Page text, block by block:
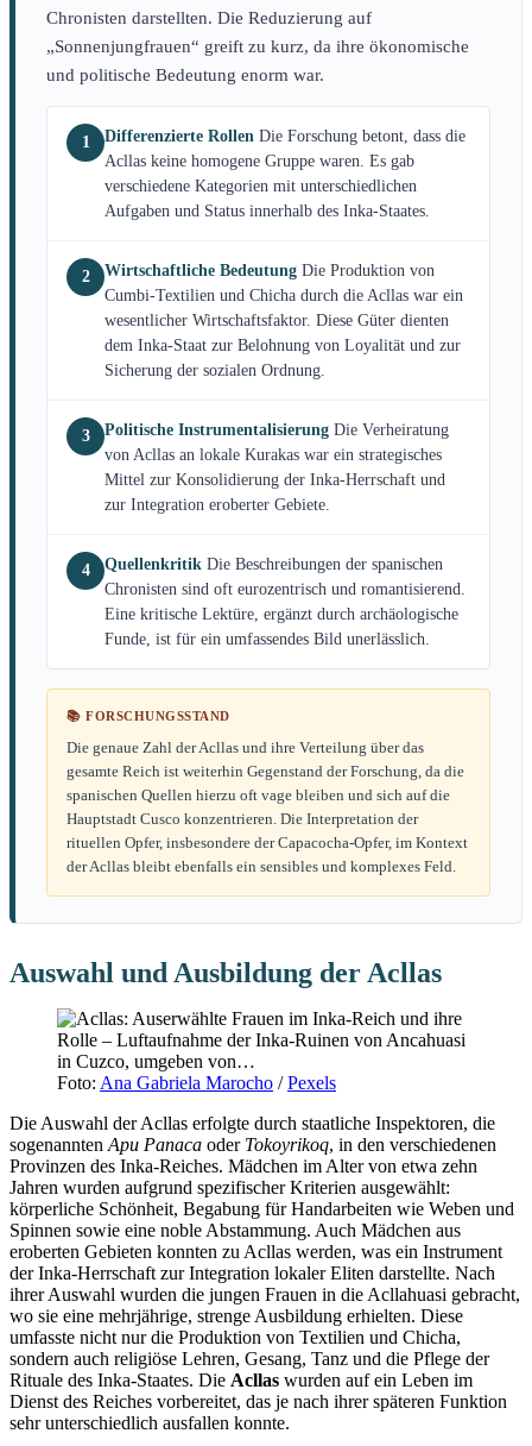
Chronisten darstellten. Die Reduzierung auf
„Sonnenjungfrauen“ greift zu kurz, da ihre ökonomische
und politische Bedeutung enorm war.
1 Differenzierte Rollen Die Forschung betont, dass die
Acllas keine homogene Gruppe waren. Es gab
verschiedene Kategorien mit unterschiedlichen
Aufgaben und Status innerhalb des Inka-Staates.
2 Wirtschaftliche Bedeutung Die Produktion von
Cumbi-Textilien und Chicha durch die Acllas war ein
wesentlicher Wirtschaftsfaktor. Diese Güter dienten
dem Inka-Staat zur Belohnung von Loyalität und zur
Sicherung der sozialen Ordnung.
3 Politische Instrumentalisierung Die Verheiratung
von Acllas an lokale Kurakas war ein strategisches
Mittel zur Konsolidierung der Inka-Herrschaft und
zur Integration eroberter Gebiete.
4 Quellenkritik Die Beschreibungen der spanischen
Chronisten sind oft eurozentrisch und romantisierend.
Eine kritische Lektüre, ergänzt durch archäologische
Funde, ist für ein umfassendes Bild unerlässlich.
📚 FORSCHUNGSSTAND
Die genaue Zahl der Acllas und ihre Verteilung über das
gesamte Reich ist weiterhin Gegenstand der Forschung, da die
spanischen Quellen hierzu oft vage bleiben und sich auf die
Hauptstadt Cusco konzentrieren. Die Interpretation der
rituellen Opfer, insbesondere der Capacocha-Opfer, im Kontext
der Acllas bleibt ebenfalls ein sensibles und komplexes Feld.
Auswahl und Ausbildung der Acllas
Foto: Ana Gabriela Marocho /Pexels
Die Auswahl der Acllas erfolgte durch staatliche Inspektoren, die
sogenannten Apu Panaca oder Tokoyrikoq, in den verschiedenen
Provinzen des Inka-Reiches. Mädchen im Alter von etwa zehn
Jahren wurden aufgrund spezifischer Kriterien ausgewählt:
körperliche Schönheit, Begabung für Handarbeiten wie Weben und
Spinnen sowie eine noble Abstammung. Auch Mädchen aus
eroberten Gebieten konnten zu Acllas werden, was ein Instrument
der Inka-Herrschaft zur Integration lokaler Eliten darstellte. Nach
ihrer Auswahl wurden die jungen Frauen in die Acllahuasi gebracht,
wo sie eine mehrjährige, strenge Ausbildung erhielten. Diese
umfasste nicht nur die Produktion von Textilien und Chicha,
sondern auch religiöse Lehren, Gesang, Tanz und die Pflege der
Rituale des Inka-Staates. Die Acllas wurden auf ein Leben im
Dienst des Reiches vorbereitet, das je nach ihrer späteren Funktion
sehr unterschiedlich ausfallen konnte.